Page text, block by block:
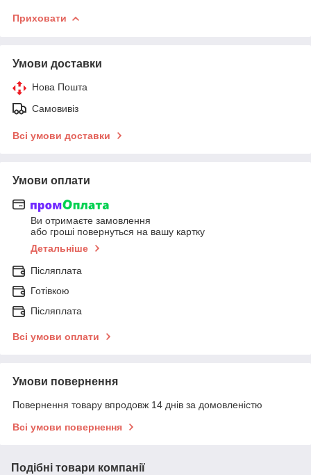
Приховати
Умови доставки
Нова Пошта
Самовивіз
Всі умови доставки
Умови оплати
Ви отримаєте замовлення
або гроші повернуться на вашу картку
Детальніше
Післяплата
Готівкою
Післяплата
Всі умови оплати
Умови повернення
Повернення товару впродовж 14 днів за домовленістю
Всі умови повернення
Подібні товари компанії